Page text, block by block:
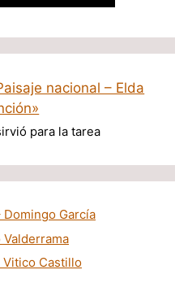
nacional – Elda
para la tarea
García
Valderrama
Vitico Castillo